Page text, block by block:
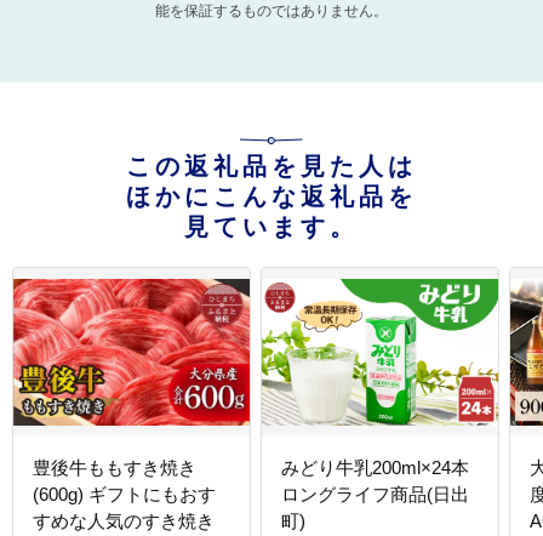
能を保証するものではありません。
この返礼品を見た人は
ほかにこんな返礼品を
見ています。
豊後牛ももすき焼き
(600g) ギフトにもおす
すめな人気のすき焼き
みどり牛乳200ml×24本
ロングライフ商品(日出
町)